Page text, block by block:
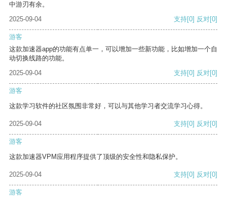
中游刃有余。
2025-09-04
支持[0] 反对[0]
游客
这款加速器app的功能有点单一，可以增加一些新功能，比如增加一个自
动切换线路的功能。
2025-09-04
支持[0] 反对[0]
游客
这款学习软件的社区氛围非常好，可以与其他学习者交流学习心得。
2025-09-04 支持[0] 反对[0]
游客
这款加速器VPM应用程序提供了顶级的安全性和隐私保护。
2025-09-04 支持[0] 反对[0]
游客